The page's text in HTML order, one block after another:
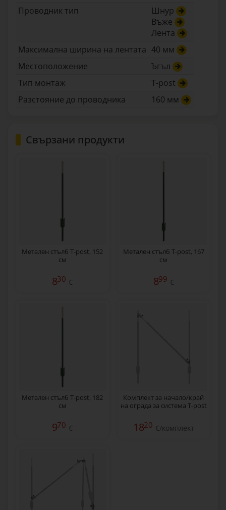
Проводник тип
Шнур
Въже
Лента
Максимална ширина на лентата 40 мм
Местоположение
Ъгъл
Тип монтаж
T-post
Разстояние до проводника
160 мм
Свързани продукти
Метален стълб T-post, 152
см
830 €
Метален стълб T-post, 167
см
899 €
Метален стълб T-post, 182
см
970 €
Комплект за начало/край
на ограда за система T-post
1820 €/комплект